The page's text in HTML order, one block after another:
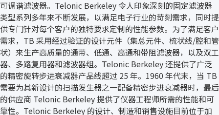
可调谐滤波器。Telonic Berkeley 令人印象深刻的固定滤波器
类型系列多年来不断发展，以满足电子行业的苛刻需求，同时提
供专门针对每个客户的独特要求定制的性能参数。为了满足客户
需求，TB 采用经过验证的设计元件（集总元件、梳状线/腔和管
状）来生产高质量的通带、低通、高通和带阻滤波器，以及双工
器、多路复用器和滤波器组。Telonic Berkeley 还提供了广泛
的精密旋转步进衰减器产品线超过 25 年。1960 年代末，当 TB
需要为其新设计的扫描发生器之一配备精密步进衰减器时，最后
的供应商 Telonic Berkeley 提供了仪器工程师所需的性能和可
靠性。Telonic Berkeley 的设计、制造和销售设施目前位于加